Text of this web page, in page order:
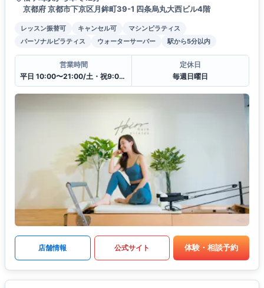
京都府 京都市下京区月鉾町39-1 四条烏丸大西ビル4階
レッスン振替可 キャンセル可
マシンピラティス
パーソナルピラティス
ウォーターサーバー 駅から5分以内
営業時間
平日 10:00〜21:00/土・祝9:00〜20:00
定休日
毎週日曜日
店舗情報 公式サイト 体験・相談予約